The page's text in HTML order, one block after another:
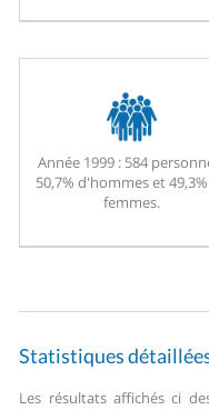
Année 1999 : 584
50,7% d'hommes et
femmes.
Statistiques
Les résultats affichés ci